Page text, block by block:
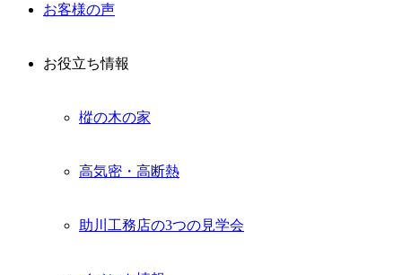
お客様の声
お役立ち情報
樅の木の家
高気密・高断熱
助川工務店の3つの見学会